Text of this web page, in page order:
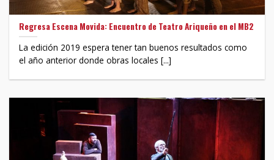
Regresa Escena Movida: Encuentro de Teatro Ariqueño en el MB2
La edición 2019 espera tener tan buenos resultados como
el año anterior donde obras locales [...]